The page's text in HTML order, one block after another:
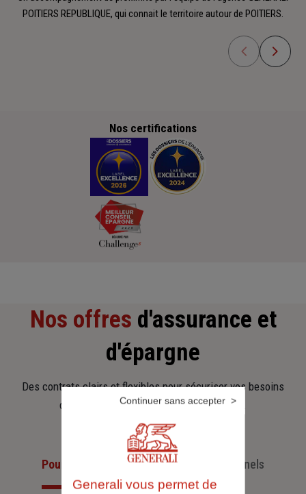
POITIERS REPUBLIQUE, qui connait le territoire autour de POITIERS.
Nos certifications
Nos offres d'assurance et
d'épargne
Des contrats clairs et flexibles pour sécuriser vos besoins
d’aujourd’hui et anticiper ceux de demain.
Pour les particuliersPour les professionnels
Generali vous permet de
Continuer sans accepter